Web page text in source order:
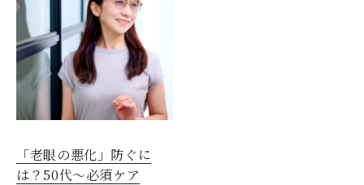
「老眼の悪化」防ぐに
は？50代～必須ケア